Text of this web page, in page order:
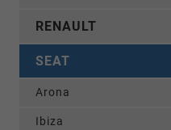
RENAULT
SEAT
Arona
Ibiza